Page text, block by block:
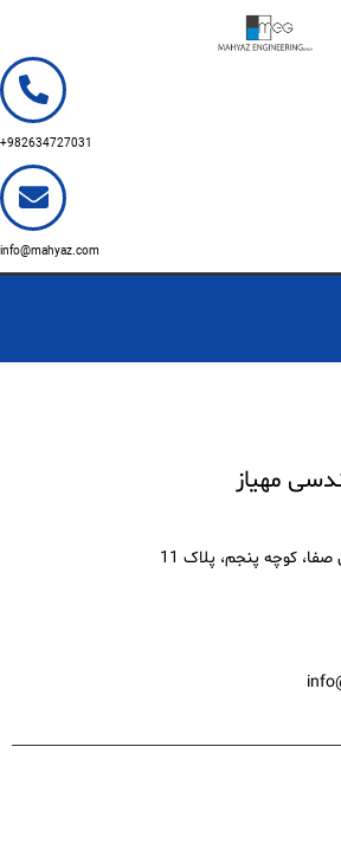
982634727031+
info@mahyaz.com
مهیاز
کوچه پنجم، پلاک 11